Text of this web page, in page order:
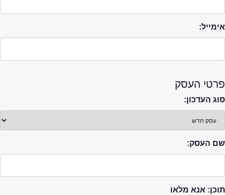
אימייל:
פרטי העסק
סוג העדכון:
שם העסק:
תוכן: אנא מלאו